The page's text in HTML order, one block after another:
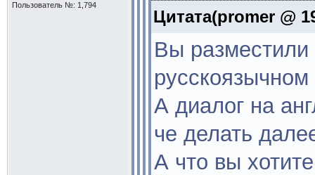
Пользователь №: 1,794
Цитата(promer @
Вы разместили
русскоязычном
А диалог на
че делать
А что вы